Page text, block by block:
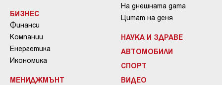
БИЗНЕС
Финанси
Компании
Енергетика
Икономика
МЕНИДЖМЪНТ
На днешната дата
Цитат на деня
НАУКА И ЗДРАВЕ
АВТОМОБИЛИ
СПОРТ
ВИДЕО